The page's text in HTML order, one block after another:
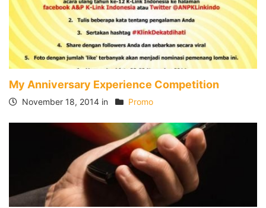
My Anniversary Experience Competition
November 18, 2014 in Promo